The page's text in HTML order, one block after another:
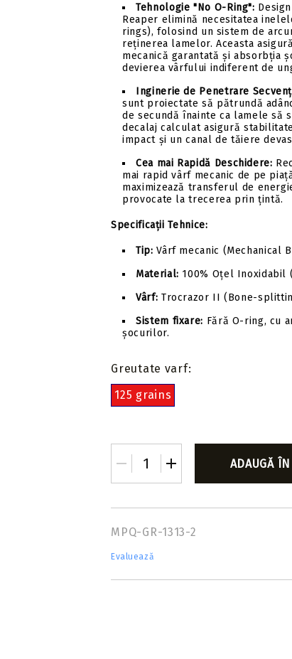
Tehnologie "No O-Ring":
Reaper elimină necesitatea
rings), folosind un sistem de
reținerea lamelor.Aceasta
mecanică garantată și absorbția
devierea vârfului indiferent de
Inginerie de Penetrare
sunt proiectate să pătrundă
de secundă înainte ca lamele să
decalaj calculat asigură
impact și un canal de tăiere
Cea mai Rapidă Deschidere:
mai rapid vârf mecanic de pe
maximizează transferul de
provocate la trecerea prin țintă.
Specificații Tehnice:
Tip: Vârf mecanic (Mechanical
Material: 100% Oțel Inoxidabil
Vârf: Trocrazor II (Bone-
Sistem fixare: Fără O-ring, cu
șocurilor.
Greutate varf:
125 grains
MPQ-GR-1313-2
Evaluează